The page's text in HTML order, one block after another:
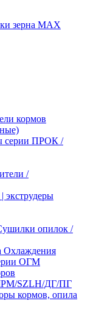
зерна МАХ
кормов
серии ПРОК /
/
экструдеры
опилок /
Охлаждения
ОГМ
SZLH/ДГ/ПГ
кормов, опила